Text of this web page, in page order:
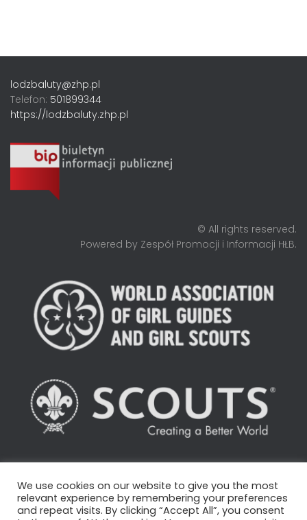
lodzbaluty@zhp.pl
Telefon: 501899344
https://lodzbaluty.zhp.pl
© All rights reserved.
Powered by Zespół Promocji i Informacji HŁB.
STRONA GŁÓWNA O HUFCU ZESPOŁY
We use cookies on our website to give you the most
relevant experience by remembering your preferences
and repeat visits. By clicking “Accept All”, you consent